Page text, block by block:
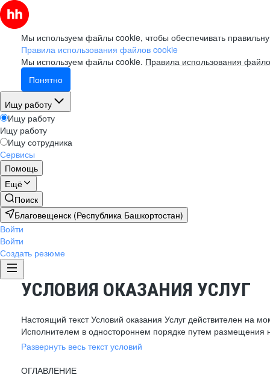
Мы используем файлы cookie, чтобы обеспечивать
Правила использования файлов cookie
Мы используем файлы cookie. Правила использования
Понятно
Ищу работу
Ищу работу
Ищу работу
Ищу сотрудника
Сервисы
Помощь
Ещё
Поиск
Благовещенск (Республика Башкортостан)
Войти
Войти
Создать резюме
УСЛОВИЯ ОКАЗАНИЯ УСЛУГ
Настоящий текст Условий оказания Услуг действителен на
Исполнителем в одностороннем порядке путем размещения
Развернуть весь текст условий
ОГЛАВЛЕНИЕ